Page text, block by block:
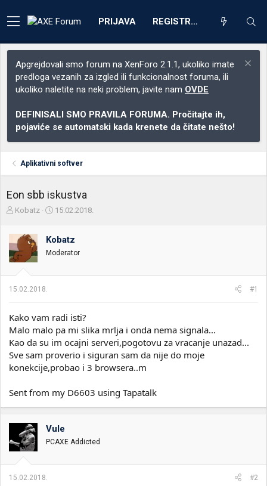
PRIJAVA REGISTRACIJA
Apgrejdovali smo forum na XenForo 2.1.1, ukoliko imate
predloga vezanih za izgled ili funkcionalnost foruma, ili
ukoliko naletite na neki problem, javite nam OVDE
DEFINISALI SMO PRAVILA FORUMA. Pročitajte ih,
pojaviće se automatski kada krenete da čitate nešto!
Aplikativni softver
Eon sbb iskustva
Z
e
t
n
i
k
m
e
Kobatz
D
u
m
o
t
a
n
a
15.02.2018.
Kobatz
Moderator
15.02.2018. #1
Kako vam radi isti?
Malo malo pa mi slika mrlja i onda nema signala...
Kao da su im ocajni serveri,pogotovu za vracanje unazad...
Sve sam proverio i siguran sam da nije do moje
konekcije,probao i 3 browsera..m
Sent from my D6603 using Tapatalk
Vule
PCAXE Addicted
15.02.2018. #2